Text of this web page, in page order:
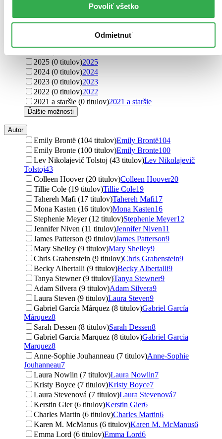
Povoliť všetko
Odmietnuť
high fantasy (5 titulov)high fantasy
Ďalšie možnosti
2025 (0 titulov)2025
2024 (0 titulov)2024
2023 (0 titulov)2023
2022 (0 titulov)2022
2021 a staršie (0 titulov)2021 a staršie
Ďalšie možnosti
Autor
Emily Brontë (104 titulov)Emily Brontë104
Emily Bronte (100 titulov)Emily Bronte100
Lev Nikolajevič Tolstoj (43 titulov)Lev Nikolajevič
Tolstoj43
Colleen Hoover (20 titulov)Colleen Hoover20
Tillie Cole (19 titulov)Tillie Cole19
Tahereh Mafi (17 titulov)Tahereh Mafi17
Mona Kasten (16 titulov)Mona Kasten16
Stephenie Meyer (12 titulov)Stephenie Meyer12
Jennifer Niven (11 titulov)Jennifer Niven11
James Patterson (9 titulov)James Patterson9
Mary Shelley (9 titulov)Mary Shelley9
Chris Grabenstein (9 titulov)Chris Grabenstein9
Becky Albertalli (9 titulov)Becky Albertalli9
Tanya Stewner (9 titulov)Tanya Stewner9
Adam Silvera (9 titulov)Adam Silvera9
Laura Steven (9 titulov)Laura Steven9
Gabriel García Márquez (8 titulov)Gabriel García
Márquez8
Sarah Dessen (8 titulov)Sarah Dessen8
Gabriel Garcia Marquez (8 titulov)Gabriel Garcia
Marquez8
Anne-Sophie Jouhanneau (7 titulov)Anne-Sophie
Jouhanneau7
Laura Nowlin (7 titulov)Laura Nowlin7
Kristy Boyce (7 titulov)Kristy Boyce7
Laura Stevenová (7 titulov)Laura Stevenová7
Kerstin Gier (6 titulov)Kerstin Gier6
Charles Martin (6 titulov)Charles Martin6
Karen M. McManus (6 titulov)Karen M. McManus6
Emma Lord (6 titulov)Emma Lord6